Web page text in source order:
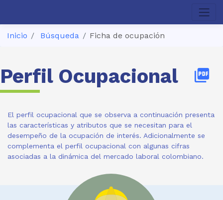
Inicio Búsqueda Ficha de ocupación
Perfil Ocupacional picture_as_pdf
El perfil ocupacional que se observa a continuación presenta
las características y atributos que se necesitan para el
desempeño de la ocupación de interés. Adicionalmente se
complementa el perfil ocupacional con algunas cifras
asociadas a la dinámica del mercado laboral colombiano.